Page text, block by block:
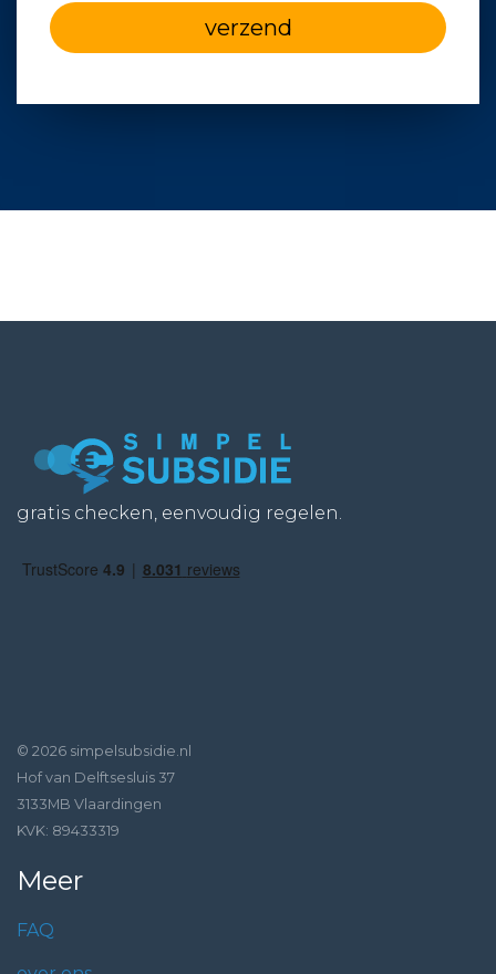
verzend
gratis checken, eenvoudig regelen.
© 2026 simpelsubsidie.nl
Hof van Delftsesluis 37
3133MB Vlaardingen
KVK: 89433319
Meer
FAQ